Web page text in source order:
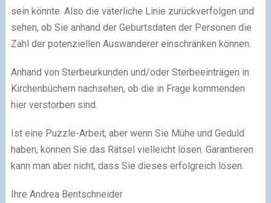
sein könnte. Also die väterliche Linie zurückverfolgen und
sehen, ob Sie anhand der Geburtsdaten der Personen die
Zahl der potenziellen Auswanderer einschränken können.
Anhand von Sterbeurkunden und/oder Sterbeeinträgen in
Kirchenbüchern nachsehen, ob die in Frage kommenden
hier verstorben sind.
Ist eine Puzzle-Arbeit, aber wenn Sie Mühe und Geduld
haben, können Sie das Rätsel vielleicht lösen. Garantieren
kann man aber nicht, dass Sie dieses erfolgreich lösen.
Ihre Andrea Bentschneider